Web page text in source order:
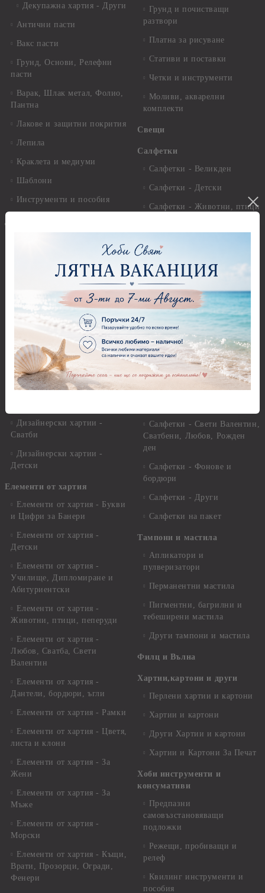
Декупажна хартия - Други
Антични пасти
Вакс пасти
Грунд, Основи, Релефни
пасти
Варак, Шлак метал, Фолио,
Пантна
Лакове и защитни покрития
Лепила
Краклета и медиуми
Шаблони
Инструменти и пособия
Дизайнерски хартии - 20.30
Дизайнерски хартии - 30.50
х 30.50 см.
Дизайнерски хартии - 21,00
х 29,70 см
Дизайнерски хартии - 15.20
x 30.50 см.
Дизайнерски хартии -
Дизайнерски хартии -
Сватби
Дизайнерски хартии -
Детски
Елементи от хартия
Елементи от хартия - Букви
и Цифри за Банери
Елементи от хартия -
Детски
Елементи от хартия -
Училище, Дипломиране и
Абитуриентски
Елементи от хартия -
Животни, птици, пеперуди
Елементи от хартия -
Любов, Сватба, Свети
Валентин
Елементи от хартия -
Дантели, бордюри, ъгли
Елементи от хартия - Рамки
Елементи от хартия - Цветя,
листа и клони
Елементи от хартия - За
Жени
Елементи от хартия - За
Мъже
Елементи от хартия -
Морски
Елементи от хартия - Къщи,
Врати, Прозорци, Огради,
Фенери
Грунд и почистващи
разтвори
Платна за рисуване
Стативи и поставки
Четки и инструменти
Моливи, акварелни
комплекти
Свещи
Салфетки
Салфетки - Великден
Салфетки - Детски
Салфетки - Животни, птици
Зимни
Салфетки - Морски
Салфетки - Музика
Салфетки - Пеперуди
Салфетки - Рози
Салфетки - Пътешествия и
пейзажи
Салфетки - Кухненски
мотиви, плодове и зеленчуци
Салфетки - Свети Валентин,
Сватбени, Любов, Рожден
ден
Салфетки - Фонове и
бордюри
Салфетки - Други
Салфетки на пакет
Тампони и мастила
Апликатори и
пулверизатори
Перманентни мастила
Пигментни, багрилни и
тебеширени мастила
Други тампони и мастила
Филц и Вълна
Хартии,картони и други
Перлени хартии и картони
Хартии и картони
Други Хартии и картони
Хартии и Картони За Печат
Хоби инструменти и
консумативи
Предпазни
самовъзстановяващи
подложки
Режещи, пробиващи и
релеф
Квилинг инструменти и
пособия